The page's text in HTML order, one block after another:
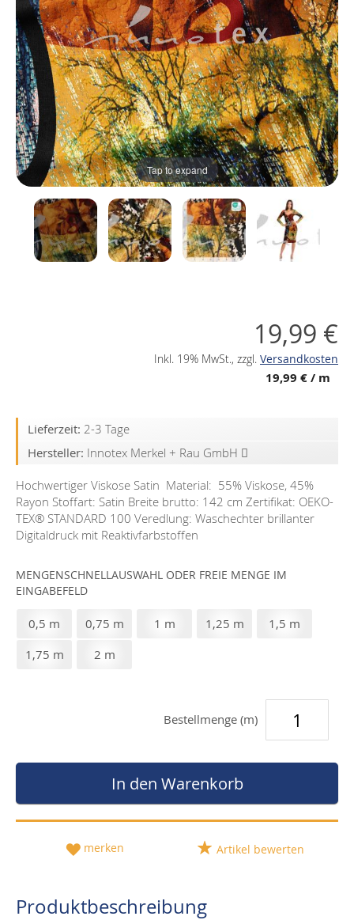
Tap to expand
19,99 €
Inkl. 19% MwSt., zzgl. Versandkosten
19,99 €/ m
Lieferzeit: 2-3 Tage
Hersteller: Innotex Merkel + Rau GmbH
Hochwertiger Viskose Satin Material: 55% Viskose, 45%
Rayon Stoffart: Satin Breite brutto: 142 cm Zertifikat: OEKO-
TEX®️ STANDARD 100 Veredlung: Waschechter brillanter
Digitaldruck mit Reaktivfarbstoffen
MENGENSCHNELLAUSWAHL ODER FREIE MENGE IM
EINGABEFELD
0,5 m 0,75 m 1 m 1,25 m
1,5 m
1,75 m
2 m
Bestellmenge (m)
In den Warenkorb
merken Artikel bewerten
Produktbeschreibung